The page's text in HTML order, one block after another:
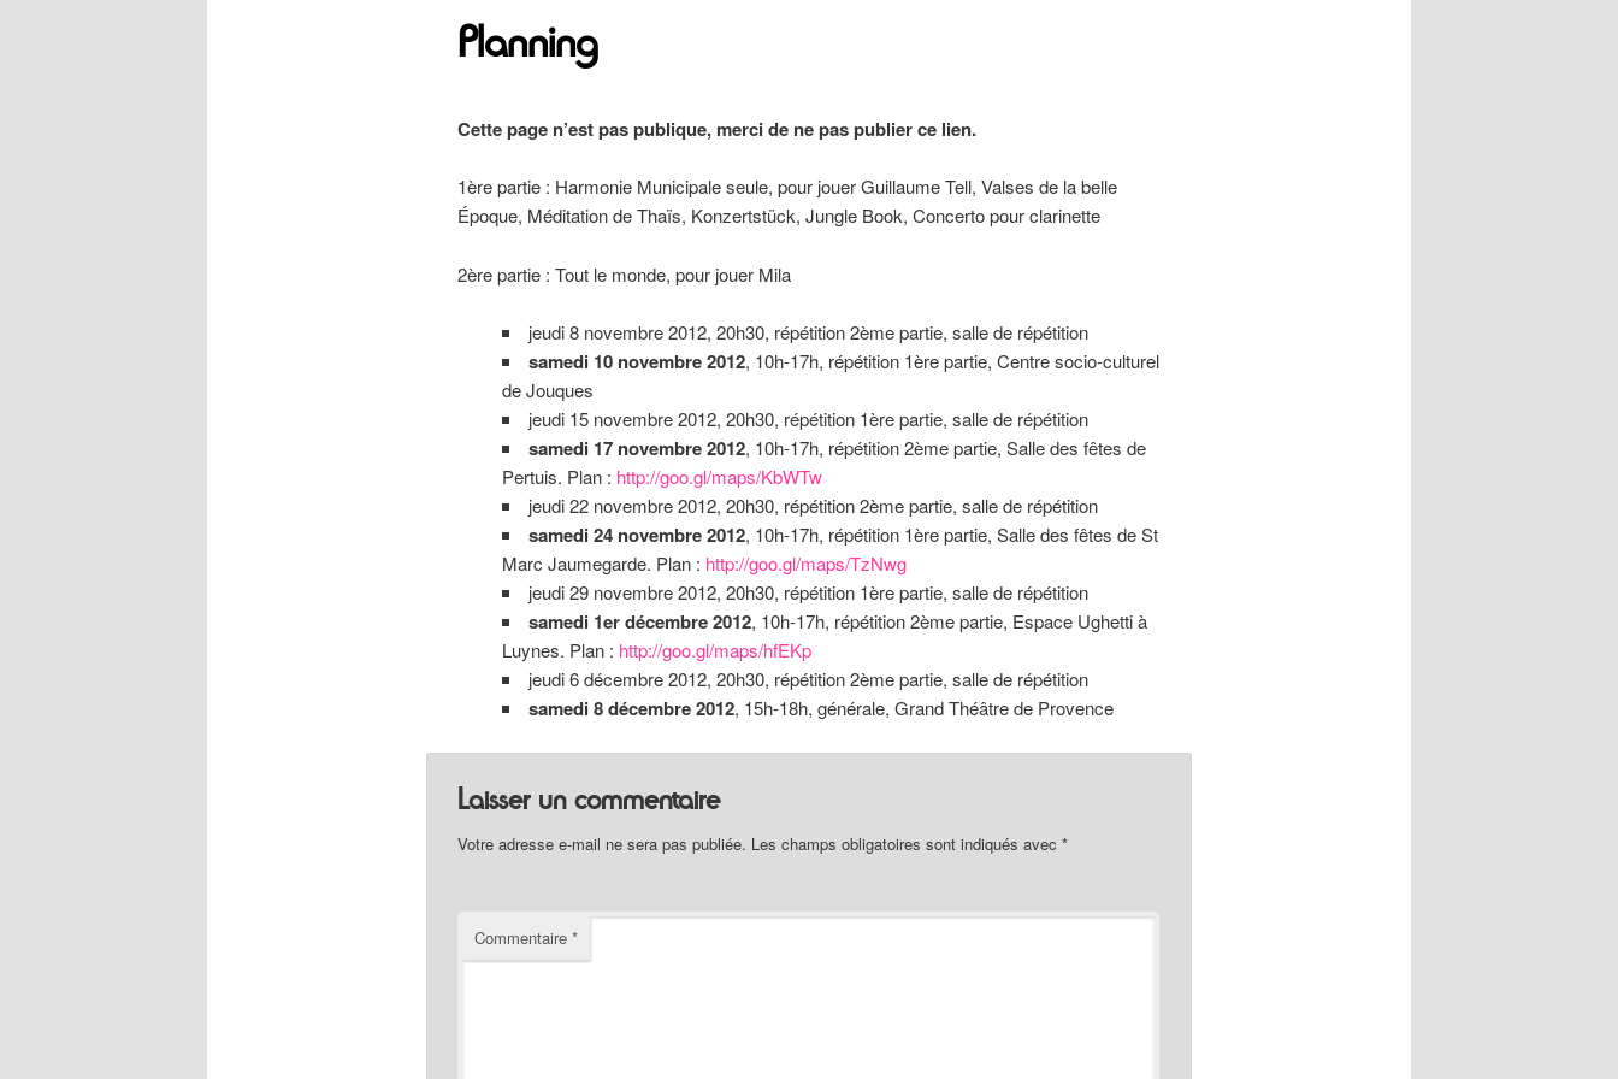
Planning
Cette page n’est pas publique, merci de ne pas publier ce lien.
1ère partie : Harmonie Municipale seule, pour jouer Guillaume Tell, Valses de la belle
Époque, Méditation de Thaïs, Konzertstück, Jungle Book, Concerto pour clarinette
2ère partie : Tout le monde, pour jouer Mila
jeudi 8 novembre 2012, 20h30, répétition 2ème partie, salle de répétition
samedi 10 novembre 2012, 10h-17h, répétition 1ère partie, Centre socio-culturel
de Jouques
jeudi 15 novembre 2012, 20h30, répétition 1ère partie, salle de répétition
samedi 17 novembre 2012, 10h-17h, répétition 2ème partie, Salle des fêtes de
Pertuis. Plan : http://goo.gl/maps/KbWTw
jeudi 22 novembre 2012, 20h30, répétition 2ème partie, salle de répétition
samedi 24 novembre 2012, 10h-17h, répétition 1ère partie, Salle des fêtes de St
Marc Jaumegarde. Plan : http://goo.gl/maps/TzNwg
jeudi 29 novembre 2012, 20h30, répétition 1ère partie, salle de répétition
samedi 1er décembre 2012, 10h-17h, répétition 2ème partie, Espace Ughetti à
Luynes. Plan : http://goo.gl/maps/hfEKp
jeudi 6 décembre 2012, 20h30, répétition 2ème partie, salle de répétition
samedi 8 décembre 2012, 15h-18h, générale, Grand Théâtre de Provence
Laisser un commentaire
Votre adresse e-mail ne sera pas publiée. Les champs obligatoires sont indiqués avec *
Commentaire *